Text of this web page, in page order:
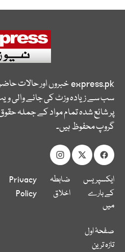
express.pkخبروں اور حالات
سب سے زیادہ وزٹ کی جانے والی
پر شائع شدہ تمام مواد کے جملہ
گروپ محفوظ ہیں۔
ایکسپریس
کے بارے
میں
ضابطہ
اخلاق
Privacy
Policy
صفحۂ اول
تازہ ترین